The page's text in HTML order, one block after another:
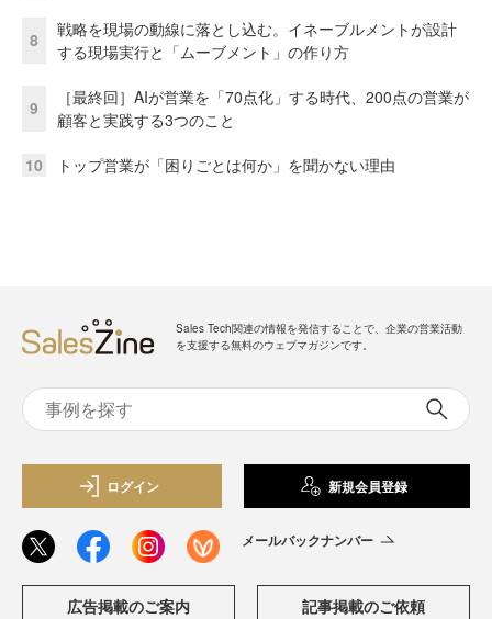
8
戦略を現場の動線に落とし込む。イネーブルメントが設計
する現場実行と「ムーブメント」の作り方
9
［最終回］AIが営業を「70点化」する時代、200点の営業が
顧客と実践する3つのこと
10 トップ営業が「困りごとは何か」を聞かない理由
Sales Tech関連の情報を発信することで、企業の営業活動
を支援する無料のウェブマガジンです。
ログイン 新規会員登録
メールバックナンバー
広告掲載のご案内 記事掲載のご依頼